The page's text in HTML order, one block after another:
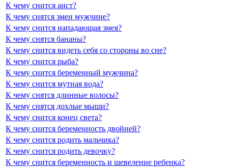
К чему снится аист?
К чему снятся змеи мужчине?
К чему снится нападающая змея?
К чему снятся бананы?
К чему снится видеть себя со стороны во сне?
К чему снится рыба?
К чему снится беременный мужчина?
К чему снится мутная вода?
К чему снятся длинные волосы?
К чему снятся дохлые мыши?
К чему снится конец света?
К чему снится беременность двойней?
К чему снится родить мальчика?
К чему снится родить девочку?
К чему снится беременность и шевеление ребенка?